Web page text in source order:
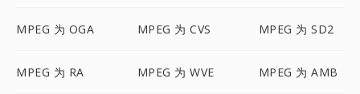
MPEG 为 OGA MPEG 为 CVS MPEG 为 SD2
MPEG 为 RA MPEG 为 WVE MPEG 为 AMB